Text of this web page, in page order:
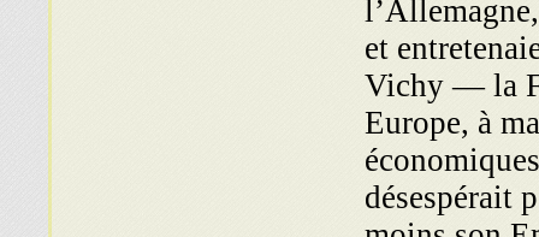
et
Vichy — la
Europe, à
désespérait